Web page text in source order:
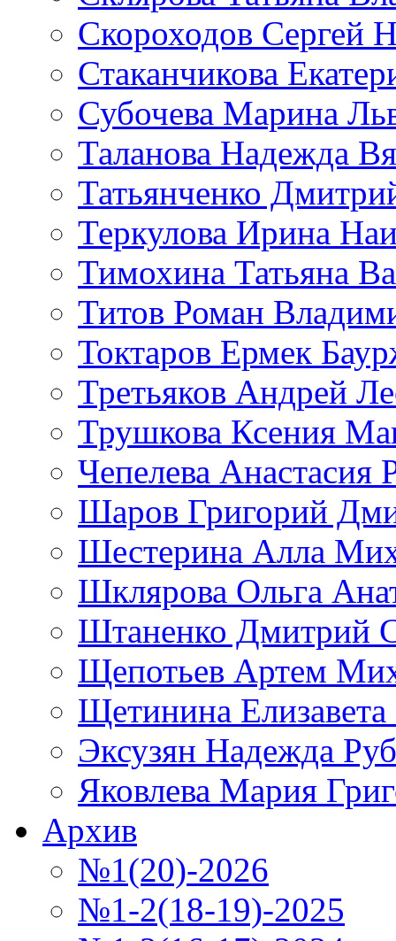
Скороходов Сергей
Стаканчикова
Субочева Марина
Таланова Надежда
Татьянченко
Теркулова Ирина
Тимохина Татьяна
Титов Роман
Токтаров Ермек
Третьяков Андрей
Трушкова Ксения
Чепелева Анастасия
Шаров Григорий
Шестерина Алла
Шклярова Ольга
Штаненко Дмитрий
Щепотьев Артем
Щетинина Елизавета
Эксузян Надежда
Яковлева Мария
Архив
№1(20)-2026
№1-2(18-19)-2025